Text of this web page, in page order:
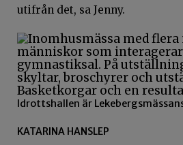
utifrån det, sa Jenny.
Idrottshallen är
KATARINA HANSLEP